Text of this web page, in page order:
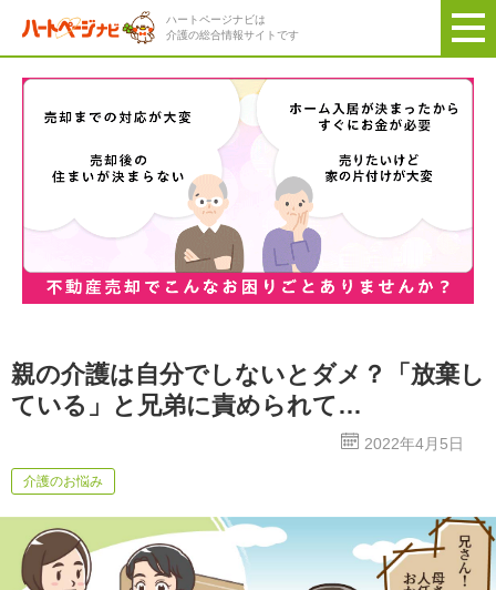
ハートページナビは
介護の総合情報サイトです
親の介護は自分でしないとダメ？「放棄し
ている」と兄弟に責められて…
2022年4月5日
介護のお悩み